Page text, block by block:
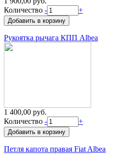
Количество - +
Рукоятка рычага КПП Albea
1 400,00 руб.
Количество - +
Петля капота правая Fiat Albea